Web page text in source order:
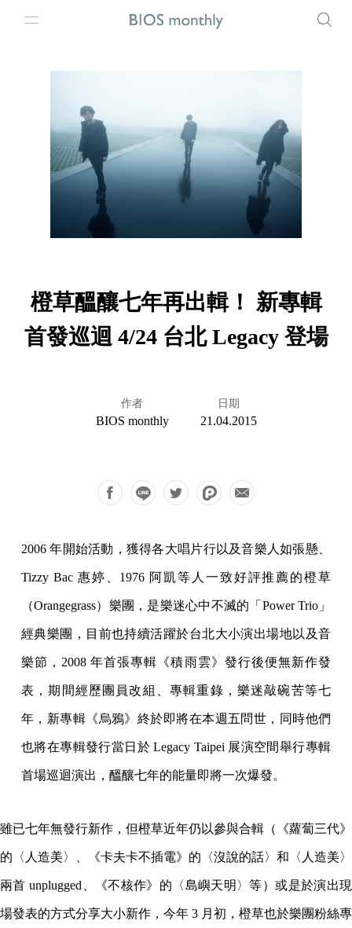
橙草醞釀七年再出輯！ 新專輯
首發巡迴 4/24 台北 Legacy 登場
作者
BIOS monthly
日期
21.04.2015
2006 年開始活動，獲得各大唱片行以及音樂人如張懸、
Tizzy Bac 惠婷、1976 阿凱等人一致好評推薦的橙草
（Orangegrass）樂團，是樂迷心中不滅的「Power Trio」
經典樂團，目前也持續活躍於台北大小演出場地以及音
樂節，2008 年首張專輯《積雨雲》發行後便無新作發
表，期間經歷團員改組、專輯重錄，樂迷敲碗苦等七
年，新專輯《烏鴉》終於即將在本週五問世，同時他們
也將在專輯發行當日於 Legacy Taipei 展演空間舉行專輯
首場巡迴演出，醞釀七年的能量即將一次爆發。
雖已七年無發行新作，但橙草近年仍以參與合輯（《蘿蔔三代》
的〈人造美〉、《卡夫卡不插電》的〈沒說的話〉和〈人造美〉
兩首 unplugged、《不核作》的〈島嶼天明〉等）或是於演出現
場發表的方式分享大小新作，今年 3 月初，橙草也於樂團粉絲專